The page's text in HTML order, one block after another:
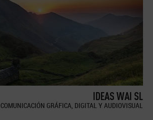
IDEAS WAI SL
COMUNICACIÓN GRÁFICA, DIGITAL Y AUDIOVISUAL